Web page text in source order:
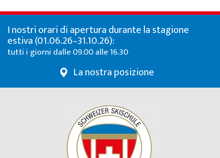
Abbonamenti sci
Il nostro ristorante
Partner e sponsor
FAQ
I nostri orari di apertura durante la stagione
estiva (01.06.26–31.10.26):
tutti i giorni dalle 09.00 alle 16.30
La nostra posizione